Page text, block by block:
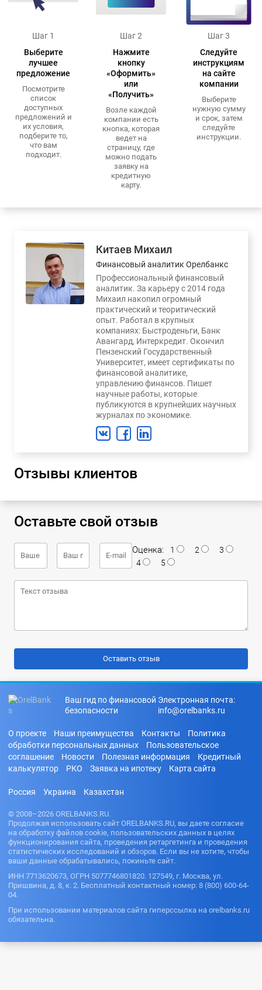
Шаг 1
Выберите
лучшее
предложение
Посмотрите
список
доступных
предложений и
их условия,
подберите то,
что вам
подходит.
Шаг 2
Нажмите
кнопку
«Оформить»
или
«Получить»
Возле каждой
компании есть
кнопка, которая
ведет на
страницу, где
можно подать
заявку на
кредитную
карту.
Шаг 3
Следуйте
инструкциям
на сайте
компании
Выберите
нужную сумму
и срок, затем
следуйте
инструкции.
Китаев Михаил
Финансовый аналитик Орелбанкс
Профессиональный финансовый
аналитик. За карьеру с 2014 года
Михаил накопил огромный
практический и теоритический
опыт. Работал в крупных
компаниях: Быстроденьги, Банк
Авангард, Интеркредит. Окончил
Пензенский Государственный
Университет, имеет сертификаты по
финансовой аналитике,
управлению финансов. Пишет
научные работы, которые
публикуются в крупнейших научных
журналах по экономике.
Отзывы клиентов
Оставьте свой отзыв
Оценка: 1 2
3
4
5
Ваш гид по финансовой
безопасности
Электронная почта:
info@orelbanks.ru
О проекте Наши преимущества Контакты
Политика
обработки персональных данных
Пользовательское
соглашение
Новости Полезная информация
Кредитный
калькулятор
РКО Заявка на ипотеку Карта сайта
Россия Украина Казахстан
© 2008–2026 ORELBANKS.RU.
Продолжая использовать сайт ORELBANKS.RU, вы даете согласие
на обработку файлов cookie, пользовательских данных в целях
функционирования сайта, проведения ретаргетинга и проведения
статистических исследований и обзоров. Если вы не хотите, чтобы
ваши данные обрабатывались, покиньте сайт.
ИНН 7713620673, ОГРН 5077746801820. 127549, г. Москва, ул.
Пришвина, д. 8, к. 2. Бесплатный контактный номер: 8 (800) 600-64-
04.
При использовании материалов сайта гиперссылка на orelbanks.ru
обязательна.